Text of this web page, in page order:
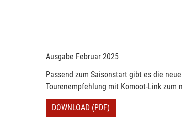
Ausgabe Februar 2025
Passend zum Saisonstart gibt es die
Tourenempfehlung mit Komoot-Link zum
DOWNLOAD (PDF)